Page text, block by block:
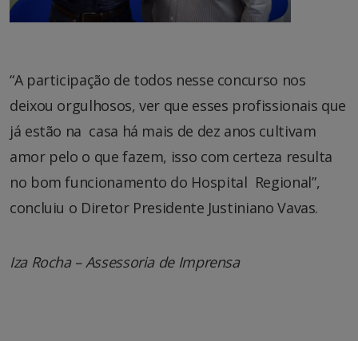
“A participação de todos nesse concurso nos
deixou orgulhosos, ver que esses profissionais que
já estão na casa há mais de dez anos cultivam
amor pelo o que fazem, isso com certeza resulta
no bom funcionamento do Hospital Regional”,
concluiu o Diretor Presidente Justiniano Vavas.
Iza Rocha – Assessoria de Imprensa